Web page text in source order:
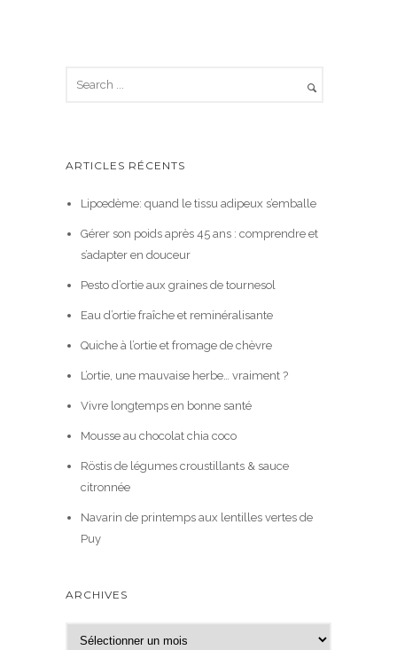
ARTICLES RÉCENTS
Lipœdème: quand le tissu adipeux s’emballe
Gérer son poids après 45 ans : comprendre et
s’adapter en douceur
Pesto d’ortie aux graines de tournesol
Eau d’ortie fraîche et reminéralisante
Quiche à l’ortie et fromage de chèvre
L’ortie, une mauvaise herbe… vraiment ?
Vivre longtemps en bonne santé
Mousse au chocolat chia coco
Röstis de légumes croustillants & sauce
citronnée
Navarin de printemps aux lentilles vertes de
Puy
ARCHIVES